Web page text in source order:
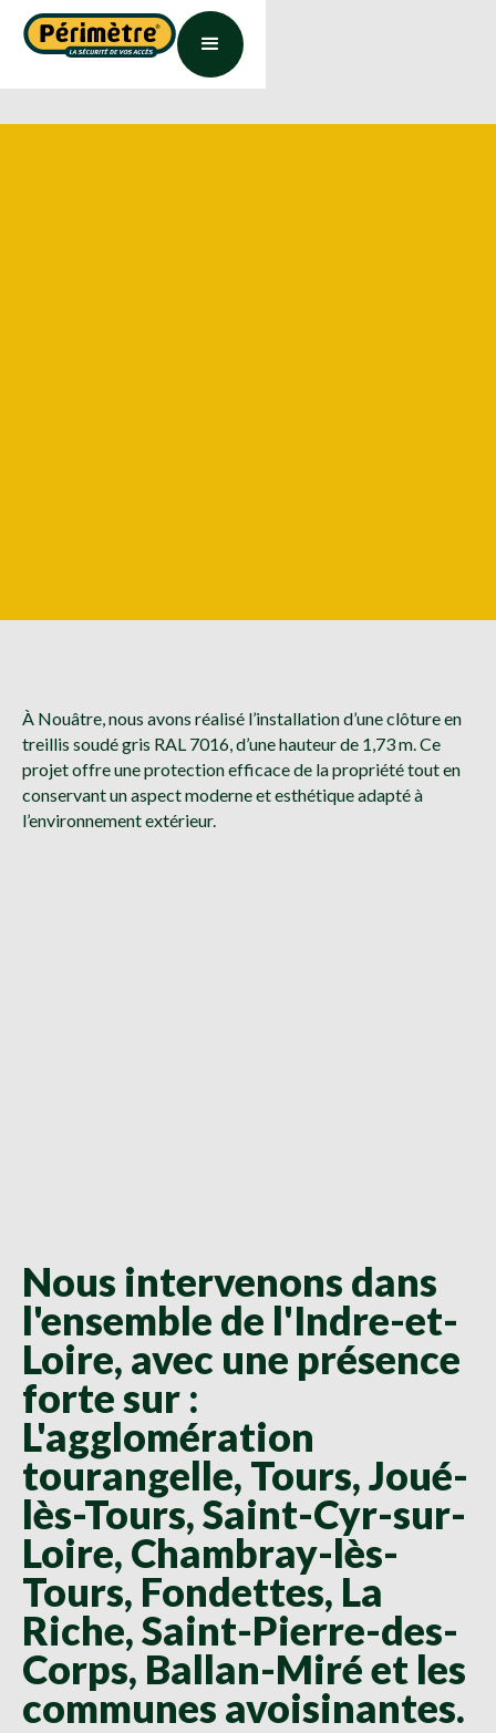
À Nouâtre, nous avons réalisé l’installation d’une clôture en
treillis soudé gris RAL 7016, d’une hauteur de 1,73 m. Ce
projet offre une protection efficace de la propriété tout en
conservant un aspect moderne et esthétique adapté à
l’environnement extérieur.
Nous intervenons dans
l'ensemble de l'Indre-et-
Loire, avec une présence
forte sur :
L'agglomération
tourangelle, Tours, Joué-
lès-Tours, Saint-Cyr-sur-
Loire, Chambray-lès-
Tours, Fondettes, La
Riche, Saint-Pierre-des-
Corps, Ballan-Miré et les
communes avoisinantes.